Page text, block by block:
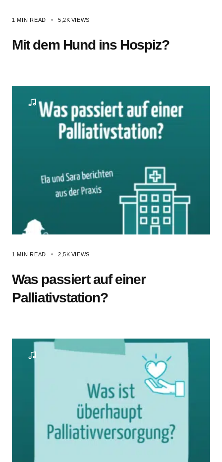
1 MIN READ 5,2K VIEWS
Mit dem Hund ins Hospiz?
1 MIN READ 2,5K VIEWS
Was passiert auf einer
Palliativstation?